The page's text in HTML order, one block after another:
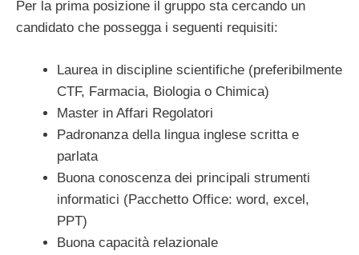
Per la prima posizione il gruppo sta cercando un
candidato che possegga i seguenti requisiti:
Laurea in discipline scientifiche (preferibilmente
CTF, Farmacia, Biologia o Chimica)
Master in Affari Regolatori
Padronanza della lingua inglese scritta e
parlata
Buona conoscenza dei principali strumenti
informatici (Pacchetto Office: word, excel,
PPT)
Buona capacità relazionale